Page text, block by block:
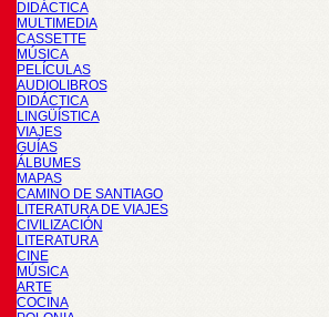
DIDÁCTICA
MULTIMEDIA
CASSETTE
MÚSICA
PELÍCULAS
AUDIOLIBROS
DIDÁCTICA
LINGÜÍSTICA
VIAJES
GUÍAS
ÁLBUMES
MAPAS
CAMINO DE SANTIAGO
LITERATURA DE VIAJES
CIVILIZACIÓN
LITERATURA
CINE
MÚSICA
ARTE
COCINA